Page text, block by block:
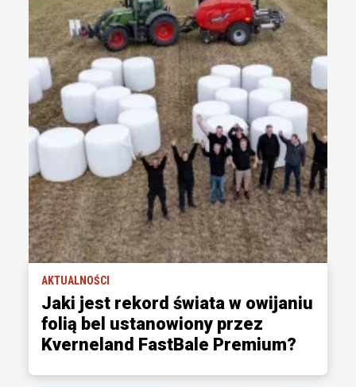
AKTUALNOŚCI
Jaki jest rekord świata w owijaniu
folią bel ustanowiony przez
Kverneland FastBale Premium?